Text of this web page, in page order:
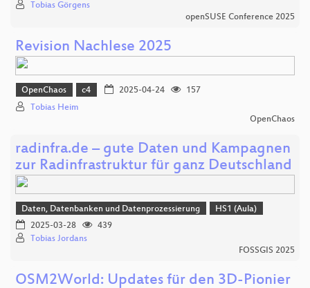
Tobias Görgens
openSUSE Conference 2025
Revision Nachlese 2025
OpenChaos c4 2025-04-24
157
Tobias Heim
OpenChaos
radinfra.de – gute Daten und Kampagnen
zur Radinfrastruktur für ganz Deutschland
Daten, Datenbanken und Datenprozessierung
HS1 (Aula)
2025-03-28
439
Tobias Jordans
FOSSGIS 2025
OSM2World: Updates für den 3D-Pionier